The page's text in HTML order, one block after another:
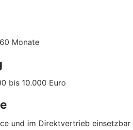
Monate
bis 10.000 Euro
und im Direktvertrieb einsetzbar